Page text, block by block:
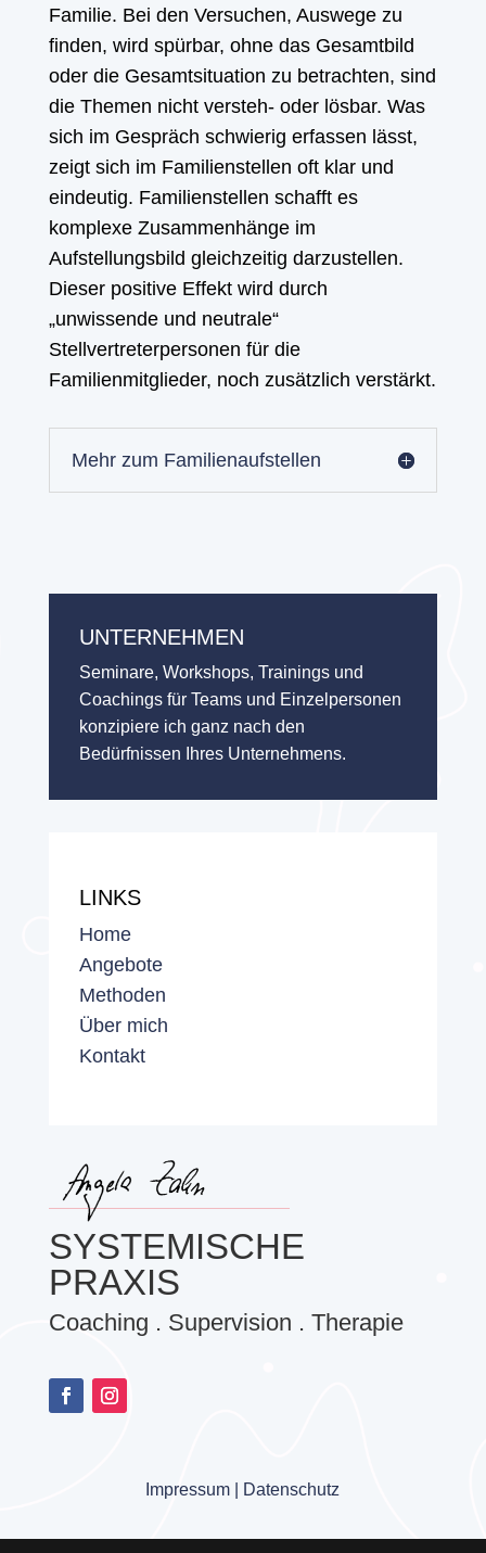
Familie. Bei den Versuchen, Auswege zu
finden, wird spürbar, ohne das Gesamtbild
oder die Gesamtsituation zu betrachten, sind
die Themen nicht versteh- oder lösbar. Was
sich im Gespräch schwierig erfassen lässt,
zeigt sich im Familienstellen oft klar und
eindeutig. Familienstellen schafft es
komplexe Zusammenhänge im
Aufstellungsbild gleichzeitig darzustellen.
Dieser positive Effekt wird durch
„unwissende und neutrale“
Stellvertreterpersonen für die
Familienmitglieder, noch zusätzlich verstärkt.
Mehr zum Familienaufstellen
UNTERNEHMEN
Seminare, Workshops, Trainings und
Coachings für Teams und Einzelpersonen
konzipiere ich ganz nach den
Bedürfnissen Ihres Unternehmens.
LINKS
Home
Angebote
Methoden
Über mich
Kontakt
SYSTEMISCHE
PRAXIS
Coaching . Supervision . Therapie
Impressum Datenschutz